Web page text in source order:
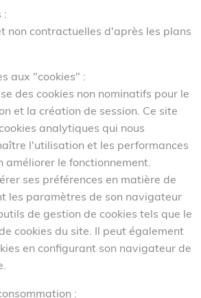
:
non contractuelles d'après les plans
aux "cookies" :
des cookies non nominatifs pour le
et la création de session. Ce site
analytiques qui nous
l'utilisation et les performances
améliorer le fonctionnement.
ses préférences en matière de
les paramètres de son navigateur
de gestion de cookies tels que le
cookies du site. Il peut également
en configurant son navigateur de
: